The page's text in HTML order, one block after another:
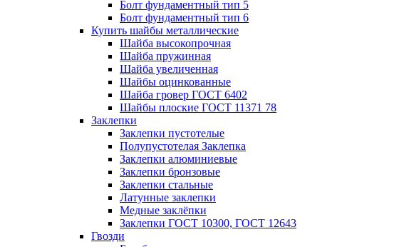
Болт фундаментный тип 5
Болт фундаментный тип 6
Купить шайбы металлические
Шайба высокопрочная
Шайба пружинная
Шайба увеличенная
Шайбы оцинкованные
Шайба гровер ГОСТ 6402
Шайбы плоские ГОСТ 11371 78
Заклепки
Заклепки пустотелые
Полупустотелая Заклепка
Заклепки алюминиевые
Заклепки бронзовые
Заклепки стальные
Латунные заклепки
Медные заклёпки
Заклепки ГОСТ 10300, ГОСТ 12643
Гвозди